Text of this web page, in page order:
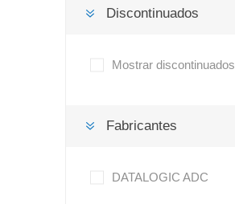
Discontinuados
Mostrar discontinuados
Fabricantes
DATALOGIC ADC